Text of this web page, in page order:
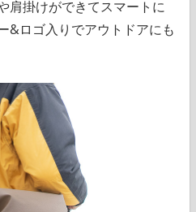
肩掛けができてスマートに
&ロゴ入りでアウトドアにも